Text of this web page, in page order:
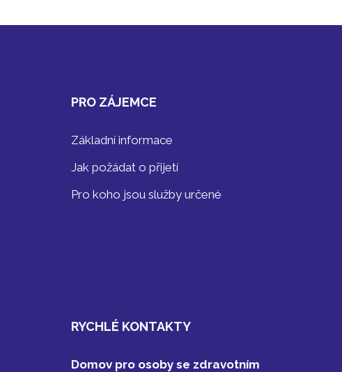
PRO ZÁJEMCE
Základní informace
Jak požádat o přijetí
Pro koho jsou služby určené
RYCHLÉ KONTAKTY
Domov pro osoby se zdravotním